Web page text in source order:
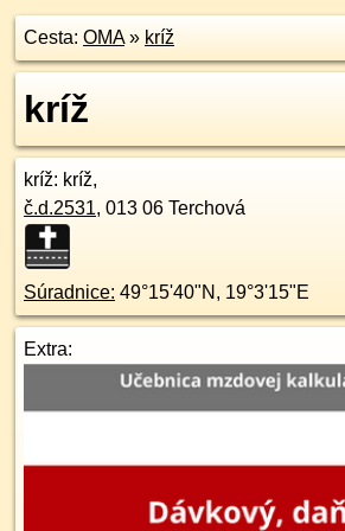
Cesta: OMA» kríž
kríž
kríž: kríž,
č.d.2531, 013 06 Terchová
Súradnice: 49°15'40"N , 19°3'15"E
Extra: